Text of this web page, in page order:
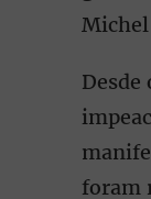
Desde
foram